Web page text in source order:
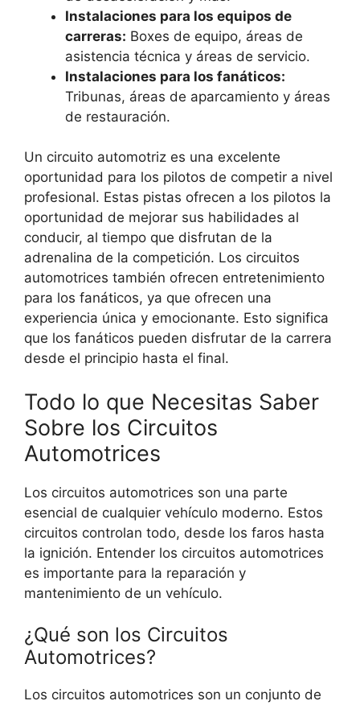
Instalaciones para los equipos de
carreras: Boxes de equipo, áreas de
asistencia técnica y áreas de servicio.
Instalaciones para los fanáticos:
Tribunas, áreas de aparcamiento y áreas
de restauración.
Un circuito automotriz es una excelente
oportunidad para los pilotos de competir a nivel
profesional. Estas pistas ofrecen a los pilotos la
oportunidad de mejorar sus habilidades al
conducir, al tiempo que disfrutan de la
adrenalina de la competición. Los circuitos
automotrices también ofrecen entretenimiento
para los fanáticos, ya que ofrecen una
experiencia única y emocionante. Esto significa
que los fanáticos pueden disfrutar de la carrera
desde el principio hasta el final.
Todo lo que Necesitas Saber
Sobre los Circuitos
Automotrices
Los circuitos automotrices son una parte
esencial de cualquier vehículo moderno. Estos
circuitos controlan todo, desde los faros hasta
la ignición. Entender los circuitos automotrices
es importante para la reparación y
mantenimiento de un vehículo.
¿Qué son los Circuitos
Automotrices?
Los circuitos automotrices son un conjunto de